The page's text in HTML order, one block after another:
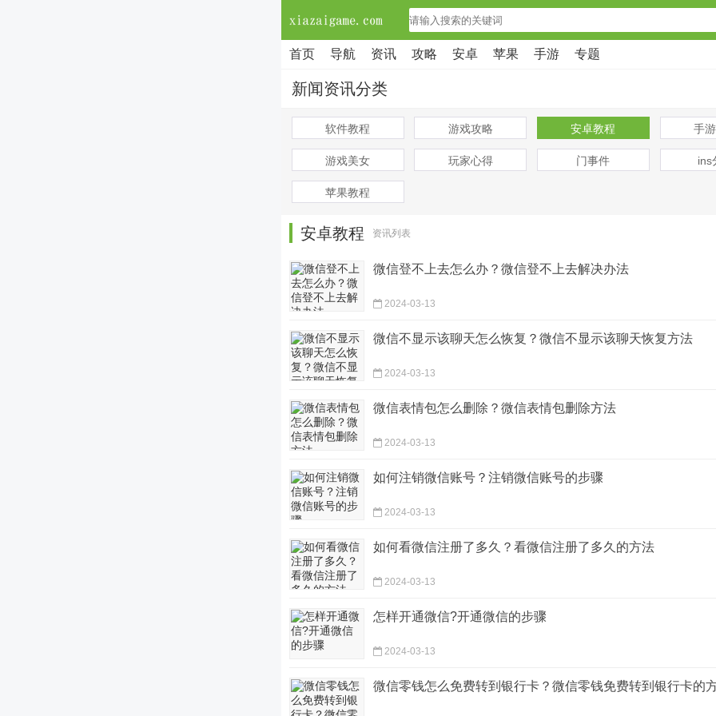
首页 导航 资讯 攻略 安卓 苹果 手游 专题
新闻资讯分类
软件教程 游戏攻略 安卓教程 手
游戏美女 玩家心得 门事件 ins
苹果教程
安卓教程 资讯列表
微信登不上去怎么办？微信登不上去解决办法
2024-03-13
微信不显示该聊天怎么恢复？微信不显示该聊天恢复方法
2024-03-13
微信表情包怎么删除？微信表情包删除方法
2024-03-13
如何注销微信账号？注销微信账号的步骤
2024-03-13
如何看微信注册了多久？看微信注册了多久的方法
2024-03-13
怎样开通微信?开通微信的步骤
2024-03-13
微信零钱怎么免费转到银行卡？微信零钱免费转到银行卡的